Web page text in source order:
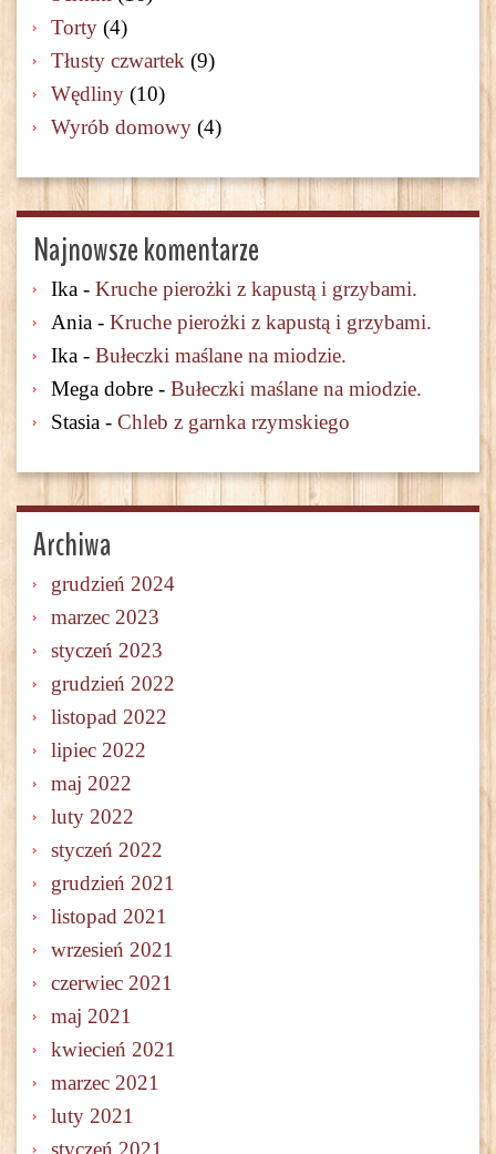
Torty (4)
Tłusty czwartek (9)
Wędliny (10)
Wyrób domowy (4)
Najnowsze komentarze
Ika - Kruche pierożki z kapustą i grzybami.
Ania - Kruche pierożki z kapustą i grzybami.
Ika - Bułeczki maślane na miodzie.
Mega dobre - Bułeczki maślane na miodzie.
Stasia - Chleb z garnka rzymskiego
Archiwa
grudzień 2024
marzec 2023
styczeń 2023
grudzień 2022
listopad 2022
lipiec 2022
maj 2022
luty 2022
styczeń 2022
grudzień 2021
listopad 2021
wrzesień 2021
czerwiec 2021
maj 2021
kwiecień 2021
marzec 2021
luty 2021
styczeń 2021